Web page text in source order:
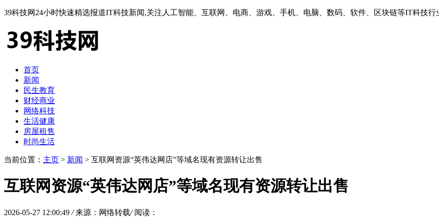
39科技网24小时快速精选报道IT科技新闻,关注人工智能、互联网、电商、游戏、手机、电脑、数码、软件、区块链等IT科技行
首页
新闻
民生教育
财经商业
网络科技
生活健康
房屋租售
时尚生活
当前位置： 主页 > 新闻 > 互联网资源“英伟达网店”等域名现有资源转让出售
互联网资源“英伟达网店”等域名现有资源转让出售
2026-05-27 12:00:49 / 来源：网络转载/ 阅读：